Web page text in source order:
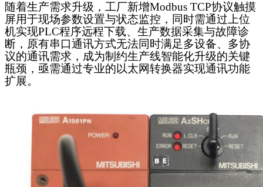
随着生产需求升级，工厂新增Modbus TCP协议触摸
屏用于现场参数设置与状态监控，同时需通过上位
机实现PLC程序远程下载、生产数据采集与故障诊
断，原有串口通讯方式无法同时满足多设备、多协
议的通讯需求，成为制约生产线智能化升级的关键
瓶颈，亟需通过专业的以太网转换器实现通讯功能
扩展。